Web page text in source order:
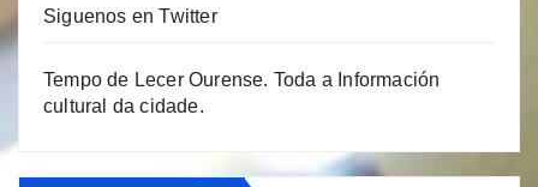
Siguenos en Twitter
Tempo de Lecer Ourense. Toda a Información
cultural da cidade.